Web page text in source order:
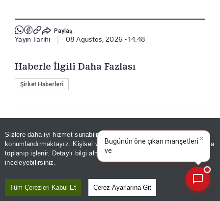
Sizlere daha iyi hizmet sunabilmek adına sitemizde
konumlandırmaktayız. Kişisel verileriniz, KVKK ve GDPR kapsamında
toplanıp işlenir. Detaylı bilgi almak için
inceleyebilirsiniz.
Tüm Çerezleri Kabul Et Çerez Ayarlarına Git
Paylaş
Yayın Tarihi 08 Ağustos, 2026 - 14:48
Haberle İlgili Daha Fazlası
Şirket Haberleri
×
Bugünün öne çıkan manşetleri
ve gelişmeleri neler?